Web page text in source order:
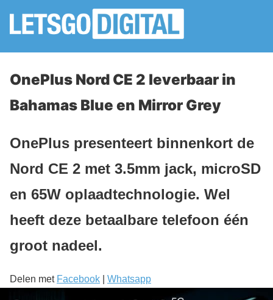
OnePlus Nord CE 2 leverbaar in
Bahamas Blue en Mirror Grey
OnePlus presenteert binnenkort de
Nord CE 2 met 3.5mm jack, microSD
en 65W oplaadtechnologie. Wel
heeft deze betaalbare telefoon één
groot nadeel.
Delen met Facebook Whatsapp